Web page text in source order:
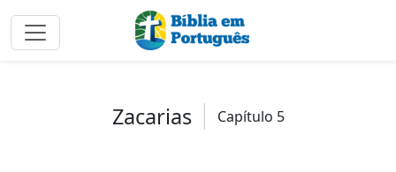
Zacarias Capítulo 5